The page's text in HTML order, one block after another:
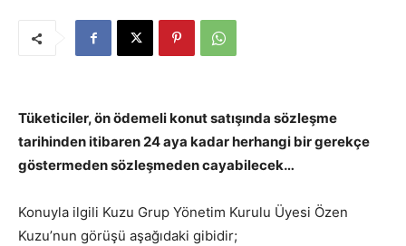
Tüketiciler, ön ödemeli konut satışında sözleşme
tarihinden itibaren 24 aya kadar herhangi bir gerekçe
göstermeden sözleşmeden cayabilecek…
Konuyla ilgili Kuzu Grup Yönetim Kurulu Üyesi Özen
Kuzu’nun görüşü aşağıdaki gibidir;